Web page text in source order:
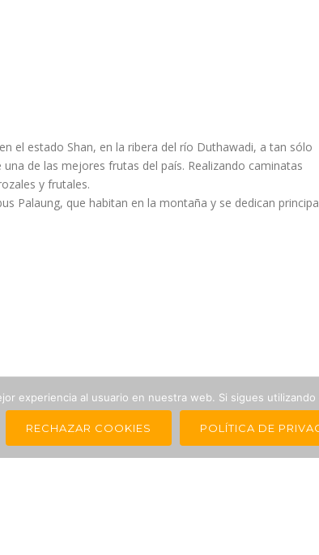
el estado Shan, en la ribera del río Duthawadi, a tan sólo
de las mejores frutas del país. Realizando caminatas
y frutales.
Palaung, que habitan en la montaña y se dedican
experiencia al usuario en nuestra web. Si sigues
RECHAZAR COOKIES POLÍTICA DE